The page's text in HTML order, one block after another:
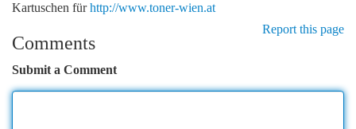
Kartuschen fürhttp://www.toner-wien.at
Report this page
Comments
Submit a Comment